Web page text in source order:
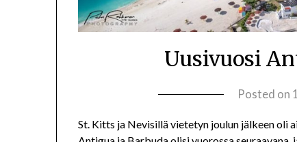
Uusivuosi
Posted on
St. Kitts ja Nevisillä vietetyn joulun jälkeen oli